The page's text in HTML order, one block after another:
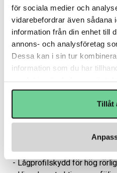
för sociala medier och
vidarebefordrar även sådana
information från din enhet till
annons- och analysföretag
Dessa kan i sin tur
information som du har
Tillåt
Underarmen har ett 180-
CURV®-komposit som ger
slag och tacklingar. Wrap
Comfort Anchor Strap håller
under hela bytet. THERMO
print transporterar bort fukt
Detta armbågsskydd är
Bauers mest avancerade
och kontroll.
- Toppmodell från Bauer
- Lågprofilskydd för hög